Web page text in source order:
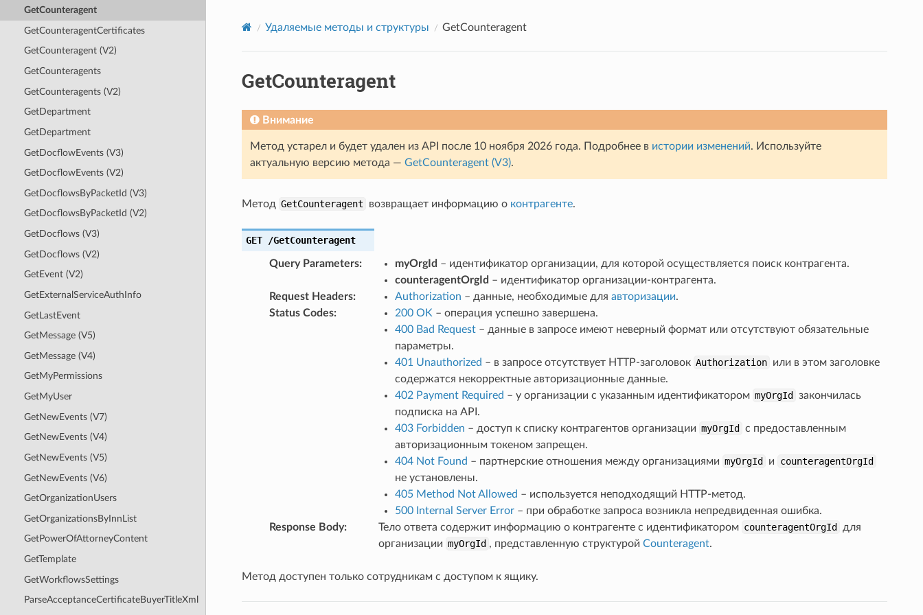
GetCounteragent
GetCounteragentCertificates
GetCounteragent (V2)
GetCounteragents
GetCounteragents (V2)
GetDepartment
GetDepartment
GetDocflowEvents (V3)
GetDocflowEvents (V2)
GetDocflowsByPacketId (V3)
GetDocflowsByPacketId (V2)
GetDocflows (V3)
GetDocflows (V2)
GetEvent (V2)
GetExternalServiceAuthInfo
GetLastEvent
GetMessage (V5)
GetMessage (V4)
GetMyPermissions
GetMyUser
GetNewEvents (V7)
GetNewEvents (V4)
GetNewEvents (V5)
GetNewEvents (V6)
GetOrganizationUsers
GetOrganizationsByInnList
GetPowerOfAttorneyContent
GetTemplate
GetWorkflowsSettings
ParseAcceptanceCertificateBuyerTitleXml
Удаляемые методы и структуры GetCounteragent
GetCounteragent
Внимание
Метод устарел и будет удален из API после 10 ноября 2026 года. Подробнее в истории изменений. Используйте
актуальную версию метода — GetCounteragent (V3).
Метод GetCounteragent возвращает информацию о контрагенте.
GET /GetCounteragent
Query Parameters: myOrgId – идентификатор организации, для которой осуществляется поиск контрагента.
counteragentOrgId – идентификатор организации-контрагента.
Request Headers: Authorization – данные, необходимые для авторизации.
Status Codes: 200 OK – операция успешно завершена.
400 Bad Request– данные в запросе имеют неверный формат или отсутствуют обязательные
параметры.
401 Unauthorized – в запросе отсутствует HTTP-заголовок Authorization или в этом заголовке
содержатся некорректные авторизационные данные.
402 Payment Required – у организации с указанным идентификатором myOrgId
закончилась
подписка на API.
403 Forbidden – доступ к списку контрагентов организации myOrgId
с предоставленным
авторизационным токеном запрещен.
404 Not Found – партнерские отношения между организациями myOrgId и
counteragentOrgId
не установлены.
405 Method Not Allowed – используется неподходящий HTTP-метод.
500 Internal Server Error– при обработке запроса возникла непредвиденная ошибка.
Response Body: Тело ответа содержит информацию о контрагенте с идентификатором counteragentOrgId
для
организации myOrgId , представленную структуройCounteragent.
Метод доступен только сотрудникам с доступом к ящику.